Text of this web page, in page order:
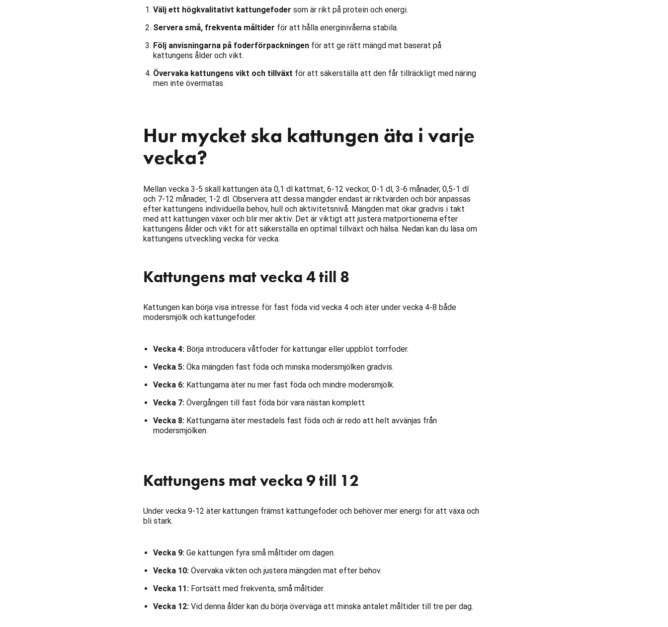
Välj ett högkvalitativt kattungefoder som är rikt på protein och energi.
Servera små, frekventa måltider för att hålla energinivåerna stabila.
Följ anvisningarna på foderförpackningen för att ge rätt mängd mat baserat på
kattungens ålder och vikt.
Övervaka kattungens vikt och tillväxt för att säkerställa att den får tillräckligt med näring
men inte övermatas.
Hur mycket ska kattungen äta i varje
vecka?
Mellan vecka 3-5 skall kattungen äta 0,1 dl kattmat, 6-12 veckor, 0-1 dl, 3-6 månader, 0,5-1 dl
och 7-12 månader, 1-2 dl. Observera att dessa mängder endast är riktvärden och bör anpassas
efter kattungens individuella behov, hull och aktivitetsnivå. Mängden mat ökar gradvis i takt
med att kattungen växer och blir mer aktiv. Det är viktigt att justera matportionerna efter
kattungens ålder och vikt för att säkerställa en optimal tillväxt och hälsa. Nedan kan du läsa om
kattungens utveckling vecka för vecka.
Kattungens mat vecka 4 till 8
Kattungen kan börja visa intresse för fast föda vid vecka 4 och äter under vecka 4-8 både
modersmjölk och kattungefoder.
Vecka 4: Börja introducera våtfoder för kattungar eller uppblöt torrfoder.
Vecka 5: Öka mängden fast föda och minska modersmjölken gradvis.
Vecka 6: Kattungarna äter nu mer fast föda och mindre modersmjölk.
Vecka 7: Övergången till fast föda bör vara nästan komplett.
Vecka 8: Kattungarna äter mestadels fast föda och är redo att helt avvänjas från
modersmjölken.
Kattungens mat vecka 9 till 12
Under vecka 9-12 äter kattungen främst kattungefoder och behöver mer energi för att växa och
bli stark.
Vecka 9: Ge kattungen fyra små måltider om dagen.
Vecka 10: Övervaka vikten och justera mängden mat efter behov.
Vecka 11: Fortsätt med frekventa, små måltider.
Vecka 12: Vid denna ålder kan du börja överväga att minska antalet måltider till tre per dag.